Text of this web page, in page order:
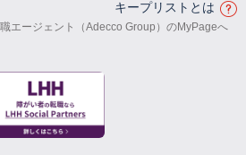
キープリストとは
エージェント（Adecco Group）のMyPageへ